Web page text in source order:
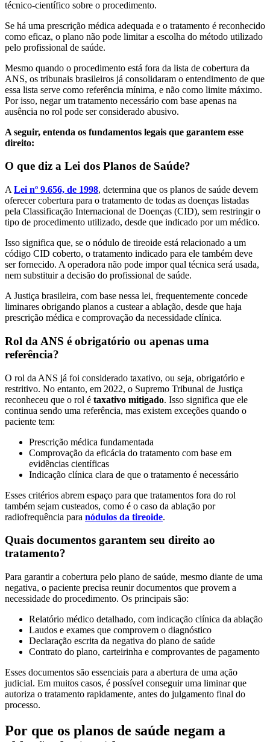
técnico-científico sobre o procedimento.
Se há uma prescrição médica adequada e o tratamento é reconhecido
como eficaz, o plano não pode limitar a escolha do método utilizado
pelo profissional de saúde.
Mesmo quando o procedimento está fora da lista de cobertura da
ANS, os tribunais brasileiros já consolidaram o entendimento de que
essa lista serve como referência mínima, e não como limite máximo.
Por isso, negar um tratamento necessário com base apenas na
ausência no rol pode ser considerado abusivo.
A seguir, entenda os fundamentos legais que garantem esse
direito:
O que diz a Lei dos Planos de Saúde?
A Lei nº 9.656, de 1998, determina que os planos de saúde devem
oferecer cobertura para o tratamento de todas as doenças listadas
pela Classificação Internacional de Doenças (CID), sem restringir o
tipo de procedimento utilizado, desde que indicado por um médico.
Isso significa que, se o nódulo de tireoide está relacionado a um
código CID coberto, o tratamento indicado para ele também deve
ser fornecido. A operadora não pode impor qual técnica será usada,
nem substituir a decisão do profissional de saúde.
A Justiça brasileira, com base nessa lei, frequentemente concede
liminares obrigando planos a custear a ablação, desde que haja
prescrição médica e comprovação da necessidade clínica.
Rol da ANS é obrigatório ou apenas uma
referência?
O rol da ANS já foi considerado taxativo, ou seja, obrigatório e
restritivo. No entanto, em 2022, o Supremo Tribunal de Justiça
reconheceu que o rol é taxativo mitigado. Isso significa que ele
continua sendo uma referência, mas existem exceções quando o
paciente tem:
Prescrição médica fundamentada
Comprovação da eficácia do tratamento com base em
evidências científicas
Indicação clínica clara de que o tratamento é necessário
Esses critérios abrem espaço para que tratamentos fora do rol
também sejam custeados, como é o caso da ablação por
radiofrequência para nódulos da tireoide.
Quais documentos garantem seu direito ao
tratamento?
Para garantir a cobertura pelo plano de saúde, mesmo diante de uma
negativa, o paciente precisa reunir documentos que provem a
necessidade do procedimento. Os principais são:
Relatório médico detalhado, com indicação clínica da ablação
Laudos e exames que comprovem o diagnóstico
Declaração escrita da negativa do plano de saúde
Contrato do plano, carteirinha e comprovantes de pagamento
Esses documentos são essenciais para a abertura de uma ação
judicial. Em muitos casos, é possível conseguir uma liminar que
autoriza o tratamento rapidamente, antes do julgamento final do
processo.
Por que os planos de saúde negam a